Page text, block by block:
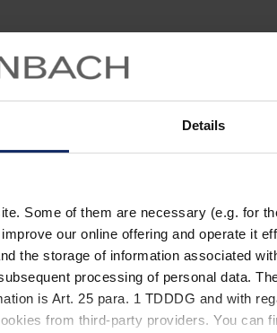
Details
Some of them are necessary (e.g. for
our online offering and operate it
the storage of information associated
processing of personal data.
is Art. 25 para. 1 TDDDG and with
from third-party providers. You can